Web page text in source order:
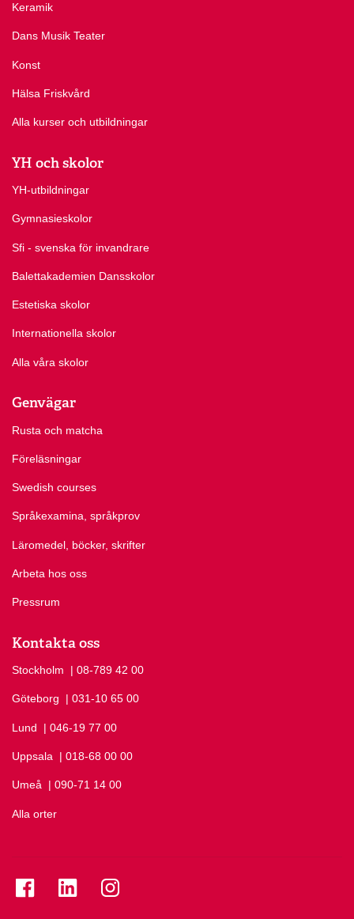
Keramik
Dans Musik Teater
Konst
Hälsa Friskvård
Alla kurser och utbildningar
YH och skolor
YH-utbildningar
Gymnasieskolor
Sfi - svenska för invandrare
Balettakademien Dansskolor
Estetiska skolor
Internationella skolor
Alla våra skolor
Genvägar
Rusta och matcha
Föreläsningar
Swedish courses
Språkexamina, språkprov
Läromedel, böcker, skrifter
Arbeta hos oss
Pressrum
Kontakta oss
Stockholm Ring Stockholm på
| 08-789 42 00
Göteborg Ring Göteborg på
| 031-10 65 00
Lund Ring Lund på
| 046-19 77 00
Uppsala Ring Uppsala på
| 018-68 00 00
Umeå Ring Umeå på
| 090-71 14 00
Alla orter
Se folkuniversitetet på Facebook
Se folkuniversitetet på LinkedIn